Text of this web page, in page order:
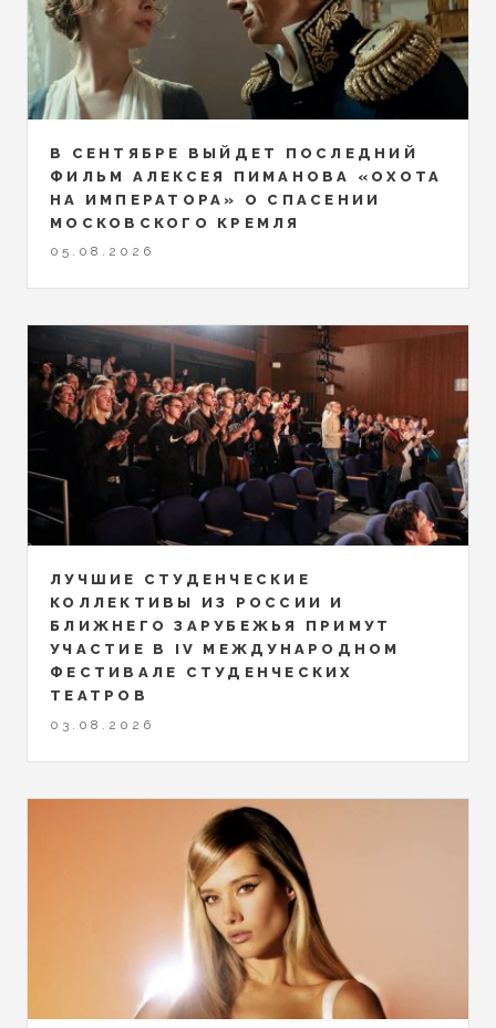
В СЕНТЯБРЕ ВЫЙДЕТ ПОСЛЕДНИЙ
ФИЛЬМ АЛЕКСЕЯ ПИМАНОВА «ОХОТА
НА ИМПЕРАТОРА» О СПАСЕНИИ
МОСКОВСКОГО КРЕМЛЯ
05.08.2026
ЛУЧШИЕ СТУДЕНЧЕСКИЕ
КОЛЛЕКТИВЫ ИЗ РОССИИ И
БЛИЖНЕГО ЗАРУБЕЖЬЯ ПРИМУТ
УЧАСТИЕ В IV МЕЖДУНАРОДНОМ
ФЕСТИВАЛЕ СТУДЕНЧЕСКИХ
ТЕАТРОВ
03.08.2026